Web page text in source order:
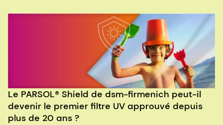
Le PARSOL® Shield de dsm-firmenich peut-il
devenir le premier filtre UV approuvé depuis
plus de 20 ans ?